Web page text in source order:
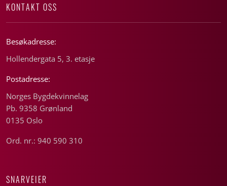
KONTAKT OSS
Besøkadresse:
Hollendergata 5, 3. etasje
Postadresse:
Norges Bygdekvinnelag
Pb. 9358 Grønland
0135 Oslo
Ord. nr.: 940 590 310
SNARVEIER